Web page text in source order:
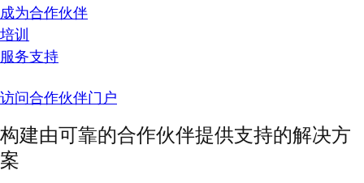
成为合作伙伴
培训
服务支持
访问合作伙伴门户
构建由可靠的合作伙伴提供支持的解决方
案